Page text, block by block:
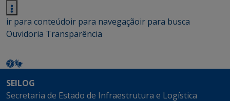
ir para conteúdoir para navegaçãoir para busca
Ouvidoria Transparência
SEILOG
Secretaria de Estado de Infraestrutura e Logística